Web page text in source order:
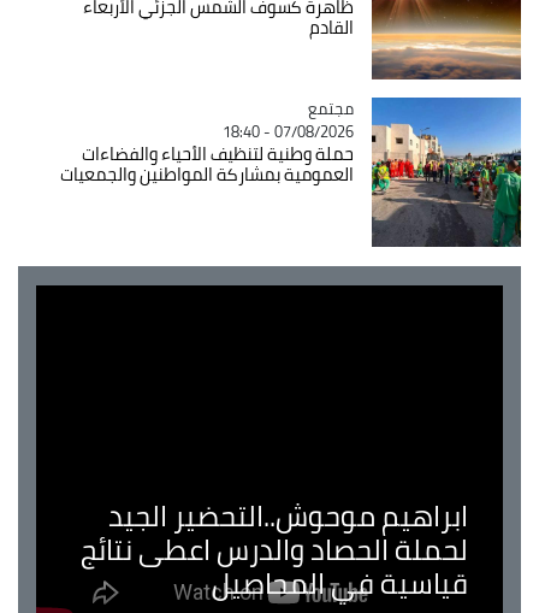
القادم
Catégorie
مجتمع
07/08/2026 - 18:40
حملة وطنية لتنظيف الأحياء والفضاءات
العمومية بمشاركة المواطنين والجمعيات
ابراهيم موحوش..التحضير الجيد
لحملة الحصاد والدرس اعطى نتائج
قياسية في المحاصيل